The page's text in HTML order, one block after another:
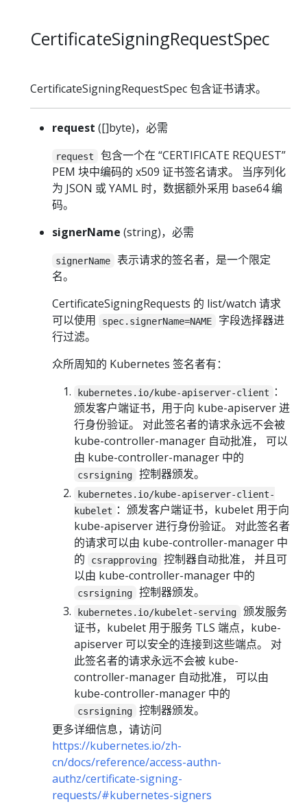
CertificateSigningRequestSpec
CertificateSigningRequestSpec 包含证书请求。
request ([]byte)，必需
request
包含一个在 “CERTIFICATE REQUEST”
PEM 块中编码的 x509 证书签名请求。 当序列化
为 JSON 或 YAML 时，数据额外采用 base64 编
码。
signerName (string)，必需
signerName
表示请求的签名者，是一个限定
名。
CertificateSigningRequests 的 list/watch 请求
可以使用
spec.signerName=NAME
字段选择器进
行过滤。
众所周知的 Kubernetes 签名者有：
kubernetes.io/kube-apiserver-client
：
颁发客户端证书，用于向 kube-apiserver 进
行身份验证。 对此签名者的请求永远不会被
kube-controller-manager 自动批准， 可以
由 kube-controller-manager 中的
csrsigning 控制器颁发。
kubernetes.io/kube-apiserver-client-
kubelet ：颁发客户端证书，kubelet 用于向
kube-apiserver 进行身份验证。 对此签名者
的请求可以由 kube-controller-manager 中
的
csrapproving
控制器自动批准， 并且可
以由 kube-controller-manager 中的
csrsigning 控制器颁发。
kubernetes.io/kubelet-serving
颁发服务
证书，kubelet 用于服务 TLS 端点，kube-
apiserver 可以安全的连接到这些端点。 对
此签名者的请求永远不会被 kube-
controller-manager 自动批准， 可以由
kube-controller-manager 中的
csrsigning
控制器颁发。
更多详细信息，请访问
https://kubernetes.io/zh-
cn/docs/reference/access-authn-
authz/certificate-signing-
requests/#kubernetes-signers